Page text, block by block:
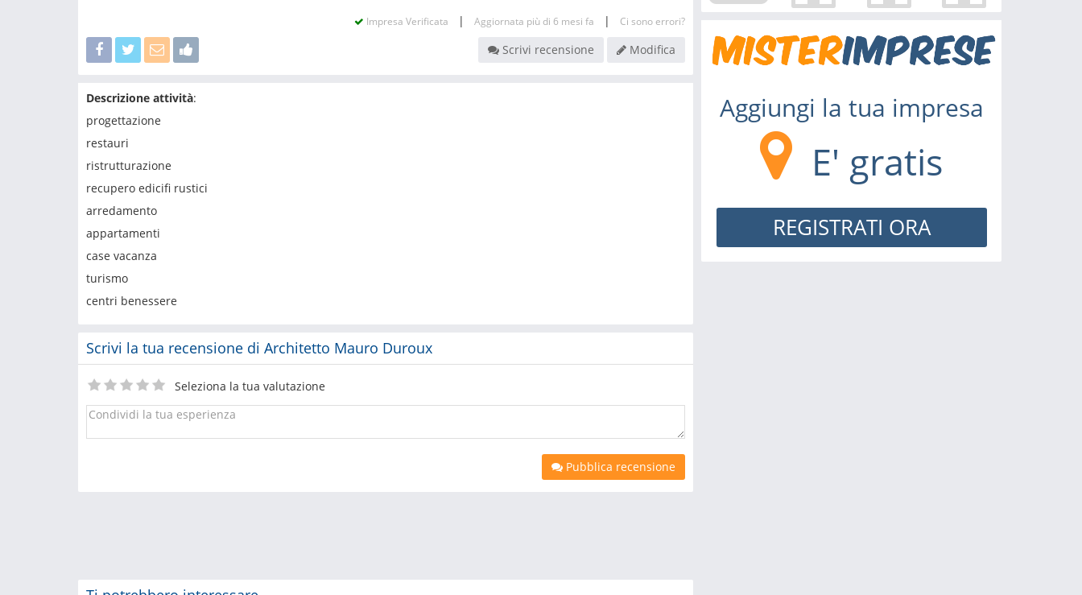
Impresa Verificata | Aggiornata più di 6 mesi fa | Ci sono errori?
Scrivi recensione Modifica
Descrizione attività:
progettazione
restauri
ristrutturazione
recupero edicifi rustici
arredamento
appartamenti
case vacanza
turismo
centri benessere
Scrivi la tua recensione di Architetto Mauro Duroux
Seleziona la tua valutazione
Pubblica recensione
Aggiungi la tua impresa
E' gratis
REGISTRATI ORA